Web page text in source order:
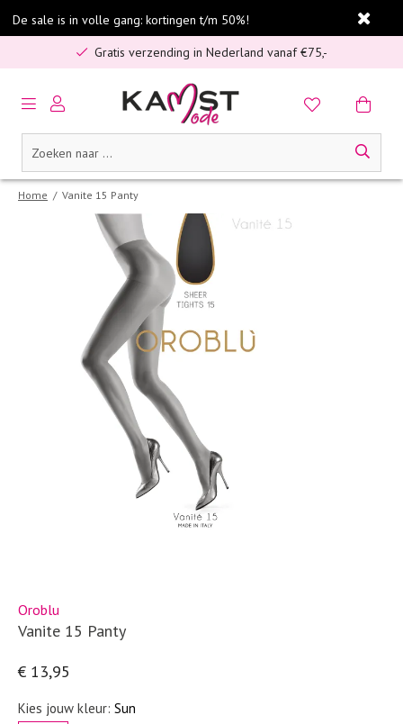
De sale is in volle gang: kortingen t/m 50%!
5% spaarbonus op jouw aankoop
Gratis verzending in Nederland vanaf €75,-
5% spaarbonus op jouw aankoop
Home / Vanite 15 Panty
Oroblu
Vanite 15 Panty
€ 13,95
Kies jouw kleur: Sun